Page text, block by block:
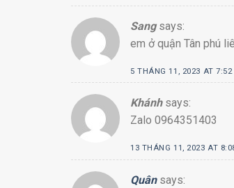
Sang says:
em ở quận Tân phú
5 THÁNG 11, 2023 AT 7:52
Khánh says:
Zalo 0964351403
13 THÁNG 11, 2023 AT
Quân says: